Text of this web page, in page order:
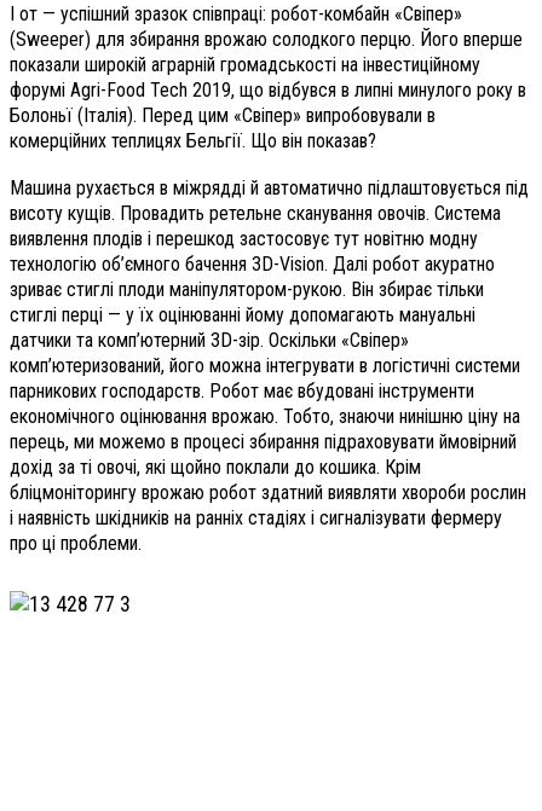
І от — успішний зразок співпраці: робот-комбайн «Свіпер»
(Sweeper) для збирання врожаю солодкого перцю. Його вперше
показали широкій аграрній громадськості на інвестиційному
форумі Agri-Food Tech 2019, що відбувся в липні минулого року в
Болоньї (Італія). Перед цим «Свіпер» випробовували в
комерційних теплицях Бельгії. Що він показав?
Машина рухається в міжрядді й автоматично підлаштовується під
висоту кущів. Провадить ретельне сканування овочів. Система
виявлення плодів і перешкод застосовує тут новітню модну
технологію об’ємного бачення 3D-Vision. Далі робот акуратно
зриває стиглі плоди маніпулятором-рукою. Він збирає тільки
стиглі перці — у їх оцінюванні йому допомагають мануальні
датчики та комп’ютерний 3D-зір. Оскільки «Свіпер»
комп’ютеризований, його можна інтегрувати в логістичні системи
парникових господарств. Робот має вбудовані інструменти
економічного оцінювання врожаю. Тобто, знаючи нинішню ціну на
перець, ми можемо в процесі збирання підраховувати ймовірний
дохід за ті овочі, які щойно поклали до кошика. Крім
бліцмоніторингу врожаю робот здатний виявляти хвороби рослин
і наявність шкідників на ранніх стадіях і сигналізувати фермеру
про ці проблеми.